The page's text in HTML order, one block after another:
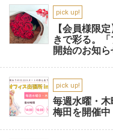
pick up!
【会員様限
きで彩る。
開始のお知ら
pick up!
毎週水曜・
梅田を開催中